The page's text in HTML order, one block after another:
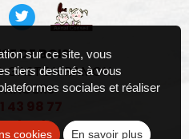
DE BOIS
GASTON RAMON
ANGERS
43 98 77
sur ce site, vous
tiers destinés à vous
sociales et réaliser
cookies En savoir plus